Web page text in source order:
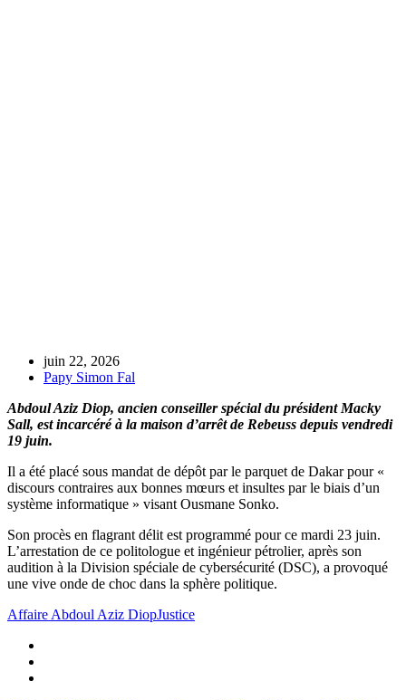
juin 22, 2026
Papy Simon Fal
Abdoul Aziz Diop, ancien conseiller spécial du président Macky
Sall, est incarcéré à la maison d’arrêt de Rebeuss depuis vendredi
19 juin.
Il a été placé sous mandat de dépôt par le parquet de Dakar pour «
discours contraires aux bonnes mœurs et insultes par le biais d’un
système informatique » visant Ousmane Sonko.
Son procès en flagrant délit est programmé pour ce mardi 23 juin.
L’arrestation de ce politologue et ingénieur pétrolier, après son
audition à la Division spéciale de cybersécurité (DSC), a provoqué
une vive onde de choc dans la sphère politique.
Affaire Abdoul Aziz DiopJustice